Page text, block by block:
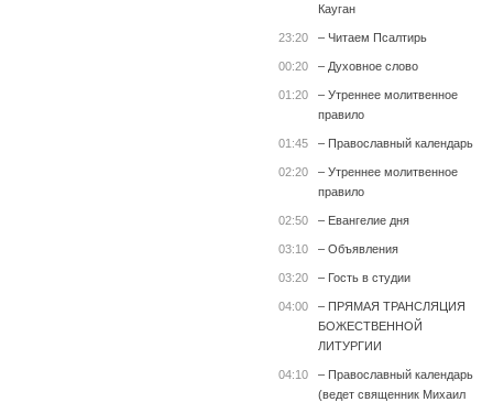
Кауган
23:20 – Читаем Псалтирь
00:20 – Духовное слово
01:20
– Утреннее молитвенное
правило
01:45 – Православный календарь
02:20
– Утреннее молитвенное
правило
02:50 – Евангелие дня
03:10 – Объявления
03:20 – Гость в студии
04:00
– ПРЯМАЯ ТРАНСЛЯЦИЯ
БОЖЕСТВЕННОЙ
ЛИТУРГИИ
04:10
– Православный календарь
(ведет священник Михаил